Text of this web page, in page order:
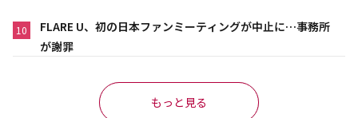
10
FLARE U、初の日本ファンミーティングが中止に…事務所
が謝罪
もっと見る